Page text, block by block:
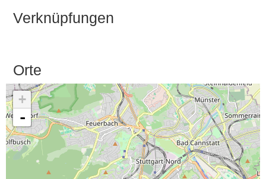
Verknüpfungen
Orte
+
-